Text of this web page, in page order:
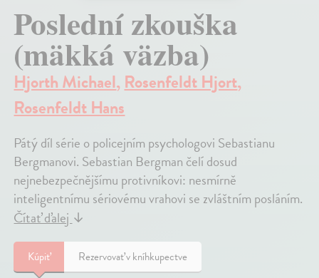
Poslední zkouška
(mäkká väzba)
Hjorth Michael, Rosenfeldt Hjort,
Rosenfeldt Hans
Pátý díl série o policejním psychologovi Sebastianu
Bergmanovi. Sebastian Bergman čelí dosud
nejnebezpečnějšímu protivníkovi: nesmírně
inteligentnímu sériovému vrahovi se zvláštním posláním.
Čítať ďalej↓
Kúpiť Rezervovať v kníhkupectve